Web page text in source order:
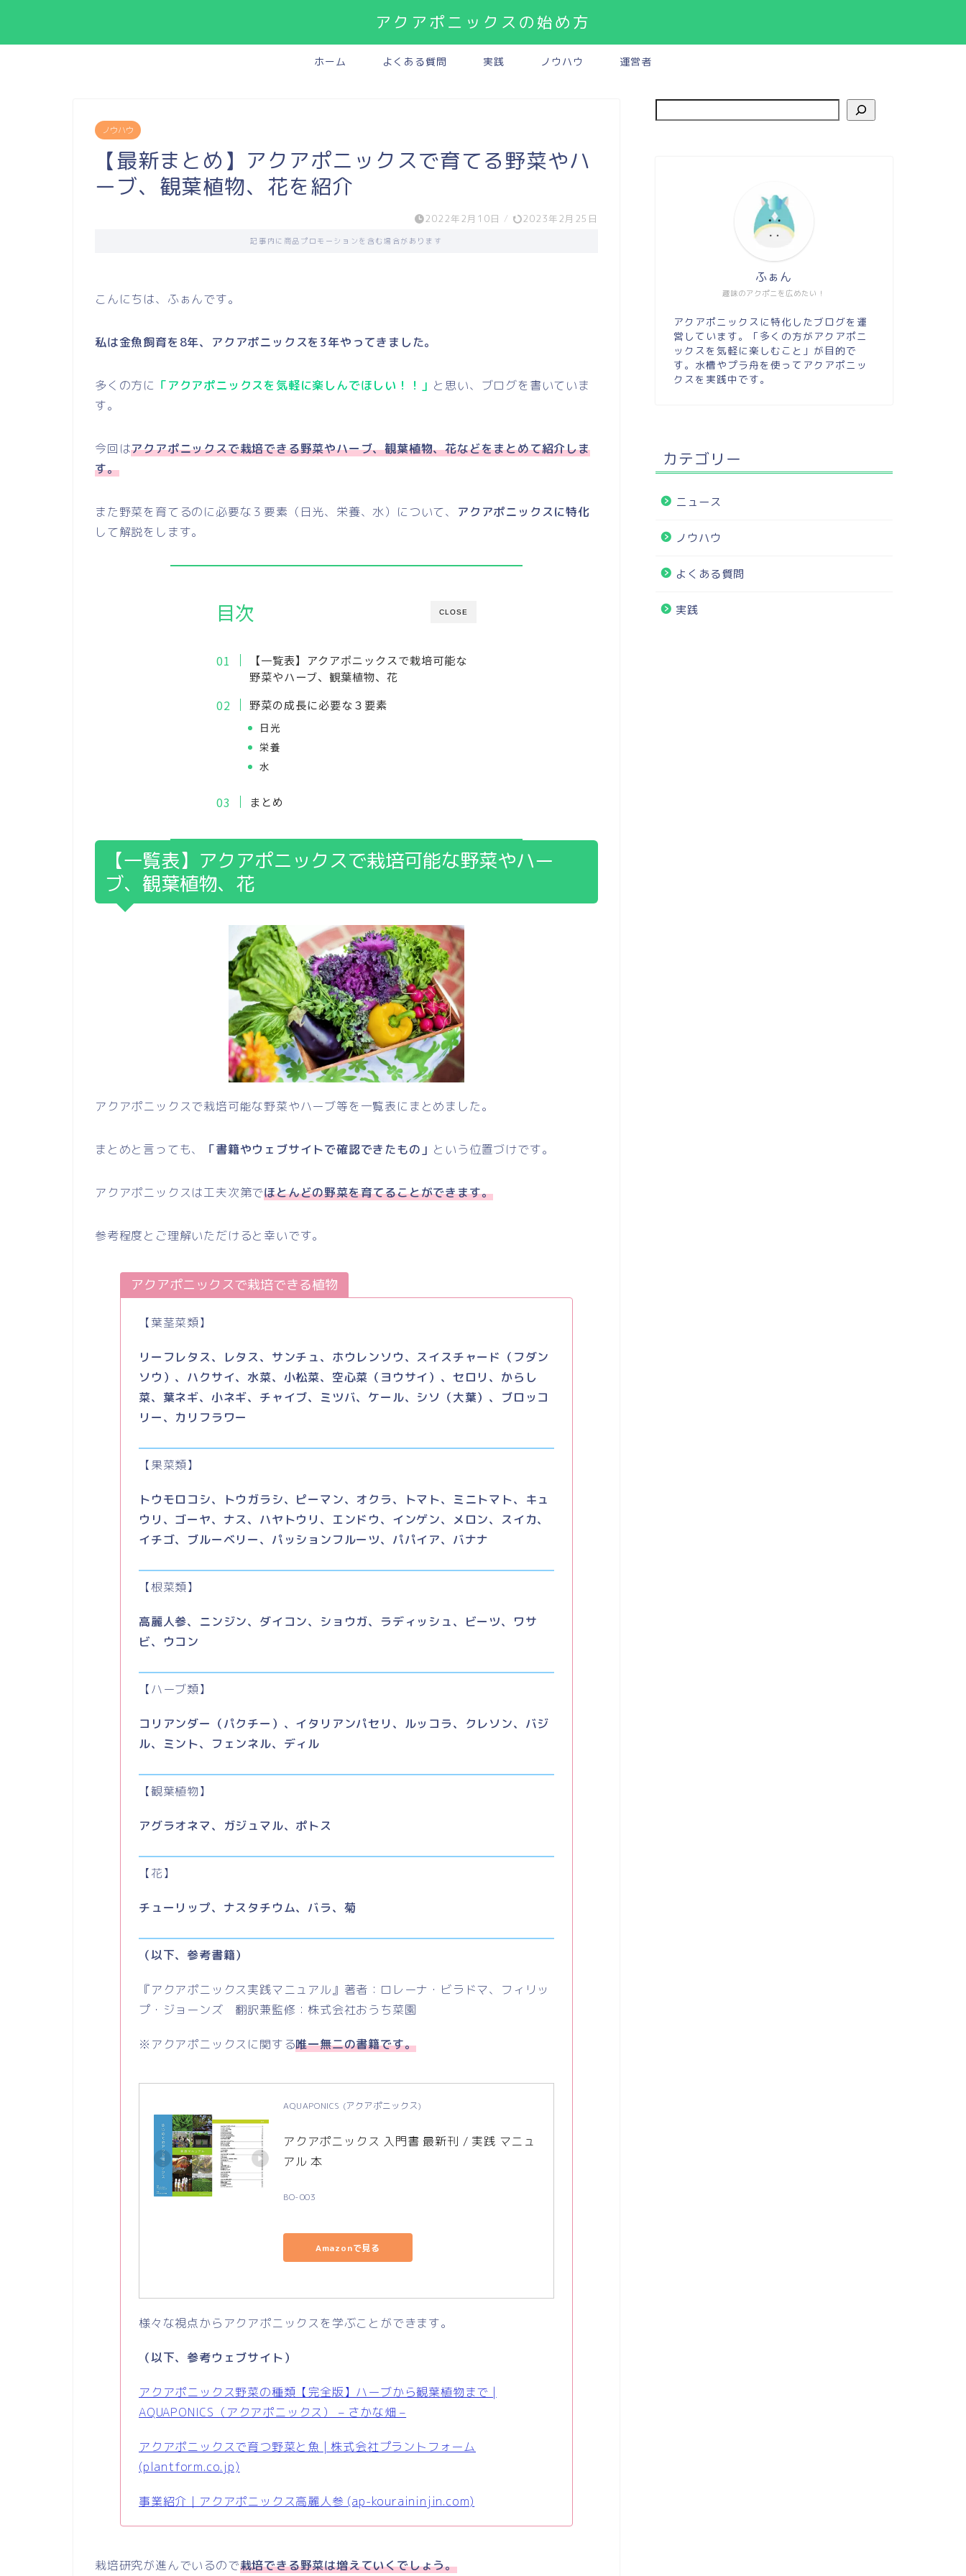
アクアポニックスの始め方
ホーム よくある質問 実践 ノウハウ 運営者
ノウハウ
【最新まとめ】アクアポニックスで育てる野菜やハ
ーブ、観葉植物、花を紹介
2022年2月10日 / 2023年2月25日
記事内に商品プロモーションを含む場合があります
こんにちは、ふぁんです。
私は金魚飼育を8年、アクアポニックスを3年やってきました。
多くの方に 「アクアポニックスを気軽に楽しんでほしい！！」 と思い、ブログを書いていま
す。
今回はアクアポニックスで栽培できる野菜やハーブ、観葉植物、花などをまとめて紹介しま
す。
また野菜を育てるのに必要な３要素（日光、栄養、水）について、 アクアポニックスに特化
して解説をします。
CLOSE
目次
【一覧表】アクアポニックスで栽培可能な
野菜やハーブ、観葉植物、花
野菜の成長に必要な３要素
日光
栄養
水
まとめ
【一覧表】アクアポニックスで栽培可能な野菜やハー
ブ、観葉植物、花
アクアポニックスで栽培可能な野菜やハーブ等を一覧表にまとめました。
まとめと言っても、 「書籍やウェブサイトで確認できたもの」 という位置づけです。
アクアポニックスは工夫次第でほとんどの野菜を育てることができます。
参考程度とご理解いただけると幸いです。
アクアポニックスで栽培できる植物
【葉茎菜類】
リーフレタス、レタス、サンチュ、ホウレンソウ、スイスチャード（フダン
ソウ）、ハクサイ、水菜、小松菜、空心菜（ヨウサイ）、セロリ、からし
菜、葉ネギ、小ネギ、チャイブ、ミツバ、ケール、シソ（大葉）、ブロッコ
リー、カリフラワー
【果菜類】
トウモロコシ、トウガラシ、ピーマン、オクラ、トマト、ミニトマト、キュ
ウリ、ゴーヤ、ナス、ハヤトウリ、エンドウ、インゲン、メロン、スイカ、
イチゴ、ブルーベリー、パッションフルーツ、パパイア、バナナ
【根菜類】
高麗人参、ニンジン、ダイコン、ショウガ、ラディッシュ、ビーツ、ワサ
ビ、ウコン
【ハーブ類】
コリアンダー（パクチー）、イタリアンパセリ、ルッコラ、クレソン、バジ
ル、ミント、フェンネル、ディル
【観葉植物】
アグラオネマ、ガジュマル、ポトス
【花】
チューリップ、ナスタチウム、バラ、菊
（以下、参考書籍）
『アクアポニックス実践マニュアル』著者：ロレーナ・ビラドマ、フィリッ
プ・ジョーンズ 翻訳兼監修：株式会社おうち菜園
※アクアポニックスに関する唯一無二の書籍です。
AQUAPONICS (アクアポニックス)
アクアポニックス 入門書 最新刊 / 実践 マニュ
アル 本
BO-003
Amazonで見る
様々な視点からアクアポニックスを学ぶことができます。
（以下、参考ウェブサイト）
アクアポニックス野菜の種類【完全版】ハーブから観葉植物まで |
AQUAPONICS（アクアポニックス） – さかな畑 –
アクアポニックスで育つ野菜と魚 | 株式会社プラントフォーム
(plantform.co.jp)
事業紹介｜アクアポニックス高麗人参 (ap-kouraininjin.com)
栽培研究が進んでいるので栽培できる野菜は増えていくでしょう。
趣味のアクポニを広めたい！
ふぁん
アクアポニックスに特化したブログを運
営しています。「多くの方がアクアポニ
ックスを気軽に楽しむこと」が目的で
す。水槽やプラ舟を使ってアクアポニッ
クスを実践中です。
カテゴリー
ニュース
ノウハウ
よくある質問
実践